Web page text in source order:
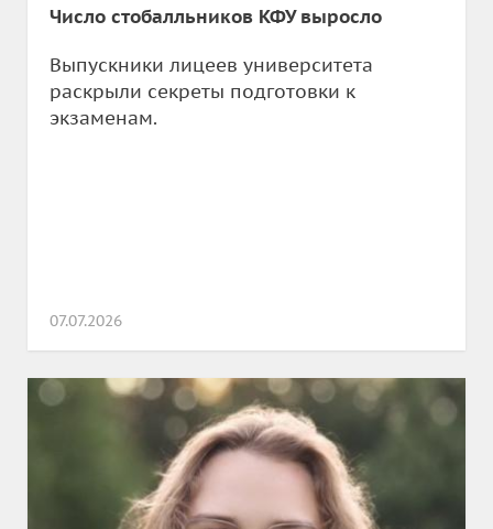
Число стобалльников КФУ выросло
Выпускники лицеев университета
раскрыли секреты подготовки к
экзаменам.
07.07.2026